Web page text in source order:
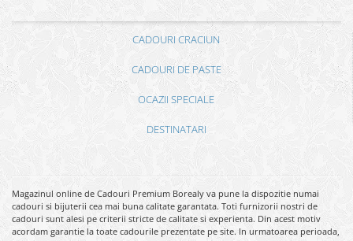
CADOURI CRACIUN
CADOURI DE PASTE
OCAZII SPECIALE
DESTINATARI
Magazinul online de Cadouri Premium Borealy va pune la dispozitie numai
cadouri si bijuterii cea mai buna calitate garantata. Toti furnizorii nostri de
cadouri sunt alesi pe criterii stricte de calitate si experienta. Din acest motiv
acordam garantie la toate cadourile prezentate pe site. In urmatoarea perioada,